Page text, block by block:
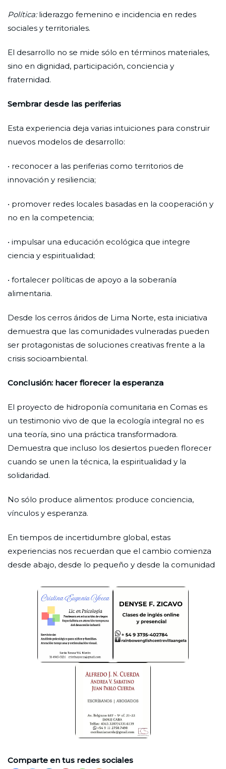
Política:liderazgo femenino e incidencia en redes
sociales y territoriales.
El desarrollo no se mide sólo en términos materiales,
sino en dignidad, participación, conciencia y
fraternidad.
Sembrar desde las periferias
Esta experiencia deja varias intuiciones para construir
nuevos modelos de desarrollo:
• reconocer a las periferias como territorios de
innovación y resiliencia;
• promover redes locales basadas en la cooperación y
no en la competencia;
• impulsar una educación ecológica que integre
ciencia y espiritualidad;
• fortalecer políticas de apoyo a la soberanía
alimentaria.
Desde los cerros áridos de Lima Norte, esta iniciativa
demuestra que las comunidades vulneradas pueden
ser protagonistas de soluciones creativas frente a la
crisis socioambiental.
Conclusión: hacer florecer la esperanza
El proyecto de hidroponía comunitaria en Comas es
un testimonio vivo de que la ecología integral no es
una teoría, sino una práctica transformadora.
Demuestra que incluso los desiertos pueden florecer
cuando se unen la técnica, la espiritualidad y la
solidaridad.
No sólo produce alimentos: produce conciencia,
vínculos y esperanza.
En tiempos de incertidumbre global, estas
experiencias nos recuerdan que el cambio comienza
desde abajo, desde lo pequeño y desde la comunidad
Comparte en tus redes sociales